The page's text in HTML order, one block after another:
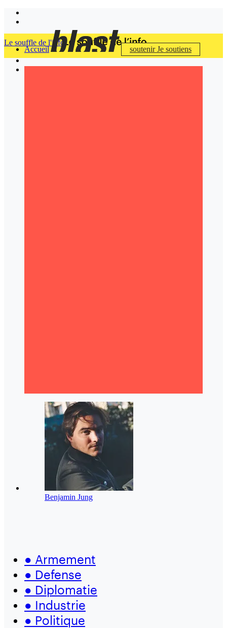
Accueil soutenirJe soutiens
Le souffle de l'info
Benjamin Jung
● Armement
● Defense
● Diplomatie
● Industrie
● Politique